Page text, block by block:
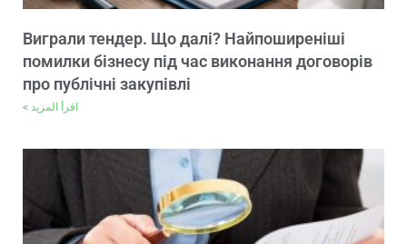
Виграли тендер. Що далі? Найпоширеніші
помилки бізнесу під час виконання договорів
про публічні закупівлі
اقرأ المزيد >